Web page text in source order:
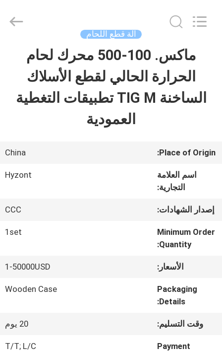
منتجات
فيديو
معلومات
عنا
المعمل
رقابة
Industrial
Technologies
آلة قطع اللحام
ماكس. 100-500 محرك لحام
الحرارة الحالي لقطع الأسلاك
الساخنة TIG M تطبيقات التغطية
العمودية
Place of Origin:
China
اسم العلامة
التجارية:
Hyzont
إصدار الشهادات: CCC
Minimum Order
Quantity:
1set
الأسعار: 1-50000USD
Packaging
Details:
Wooden Case
وقت التسليم: 20 يوم
Payment
T/T; L/C